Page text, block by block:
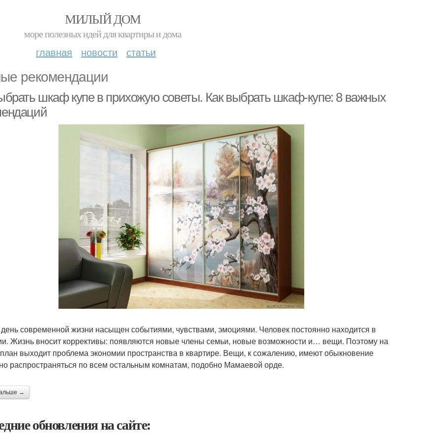
МИЛЫЙ ДОМ
море полезных идей для квартиры и дома
главная новости статьи
рекомендации
шкаф купе в прихожую советы. Как выбрать шкаф-купе: 8 важных
современной жизни насыщен событиями, чувствами, эмоциями. Человек постоянно находится в
Жизнь вносит коррективы: появляются новые члены семьи, новые возможности и… вещи. Поэтому на
выходит проблема экономии пространства в квартире. Вещи, к сожалению, имеют обыкновение
распространяться по всем остальным комнатам, подобно Мамаевой орде.
→
обновления на сайте: